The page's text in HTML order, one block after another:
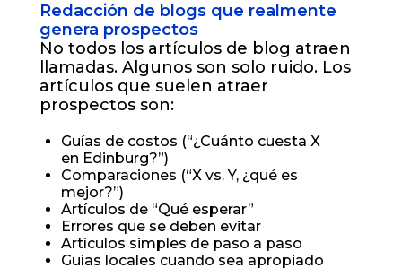
Redacción de blogs que realmente
genera prospectos
No todos los artículos de blog atraen
llamadas. Algunos son solo ruido. Los
artículos que suelen atraer
prospectos son:
Guías de costos (“¿Cuánto cuesta X
en Edinburg?”)
Comparaciones (“X vs. Y, ¿qué es
mejor?”)
Artículos de “Qué esperar”
Errores que se deben evitar
Artículos simples de paso a paso
Guías locales cuando sea apropiado